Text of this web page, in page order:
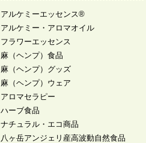
アルケミーエッセンス®
アルケミー・アロマオイル
フラワーエッセンス
麻（ヘンプ）食品
麻（ヘンプ）グッズ
麻（ヘンプ）ウェア
アロマセラピー
ハーブ食品
ナチュラル・エコ商品
八ヶ岳アンジェリ産高波動自然食品